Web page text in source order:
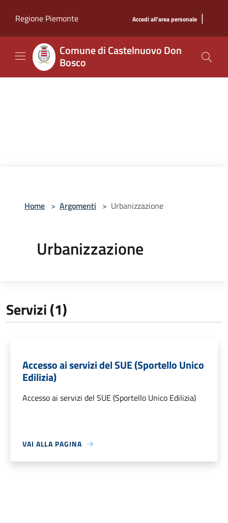
Regione Piemonte
Accedi all'area personale |
Comune di Castelnuovo Don
Bosco
Home > Argomenti > Urbanizzazione
Urbanizzazione
Servizi (1)
Accesso ai servizi del SUE (Sportello Unico
Edilizia)
Accesso ai servizi del SUE (Sportello Unico Edilizia)
VAI ALLA PAGINA